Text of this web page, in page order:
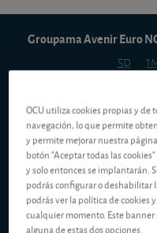
5d
Groupama Avenir Euro
1800,00 EUR
1900,00 EUR
OCU utiliza cookies propias y de
navegación, lo que permite
y permite mejorar nuestra
botón "Aceptar todas las
y solo entonces se implantarán.
podrás configurar o deshabilitar
podrás ver la política de cookies
cualquier momento. Este
alguna de estas dos opciones.